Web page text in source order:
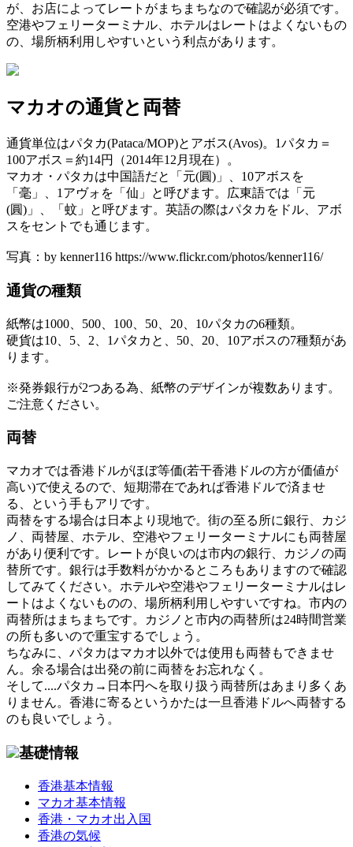
が、お店によってレートがまちまちなので確認が必須です。
空港やフェリーターミナル、ホテルはレートはよくないもの
の、場所柄利用しやすいという利点があります。
マカオの通貨と両替
通貨単位はパタカ(Pataca/MOP)とアボス(Avos)。1パタカ＝
100アボス＝約14円（2014年12月現在）。
マカオ・パタカは中国語だと「元(圓)」、10アボスを
「毫」、1アヴォを「仙」と呼びます。広東語では「元
(圓)」、「蚊」と呼びます。英語の際はパタカをドル、アボ
スをセントでも通じます。
写真：by kenner116 https://www.flickr.com/photos/kenner116/
通貨の種類
紙幣は1000、500、100、50、20、10パタカの6種類。
硬貨は10、5、2、1パタカと、50、20、10アボスの7種類があ
ります。
※発券銀行が2つある為、紙幣のデザインが複数あります。
ご注意ください。
両替
マカオでは香港ドルがほぼ等価(若干香港ドルの方が価値が
高い)で使えるので、短期滞在であれば香港ドルで済ませ
る、という手もアリです。
両替をする場合は日本より現地で。街の至る所に銀行、カジ
ノ、両替屋、ホテル、空港やフェリーターミナルにも両替屋
があり便利です。レートが良いのは市内の銀行、カジノの両
替所です。銀行は手数料がかかるところもありますので確認
してみてください。ホテルや空港やフェリーターミナルはレ
ートはよくないものの、場所柄利用しやすいですね。市内の
両替所はまちまちです。カジノと市内の両替所は24時間営業
の所も多いので重宝するでしょう。
ちなみに、パタカはマカオ以外では使用も両替もできませ
ん。余る場合は出発の前に両替をお忘れなく。
そして....パタカ→日本円へを取り扱う両替所はあまり多くあ
りません。香港に寄るというかたは一旦香港ドルへ両替する
のも良いでしょう。
基礎情報
香港基本情報
マカオ基本情報
香港・マカオ出入国
香港の気候